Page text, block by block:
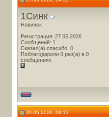
1Синк
Новичок
Регистрация: 27.05.2026
Сообщений: 1
Сказал(а) спасибо: 0
Поблагодарили 0 раз(а) в 0
сообщениях
30.05.2026, 08:13